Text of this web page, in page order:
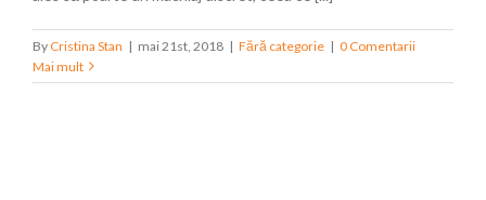
By Cristina Stan | mai 21st, 2018 | Fără categorie | 0 Comentarii
Mai mult